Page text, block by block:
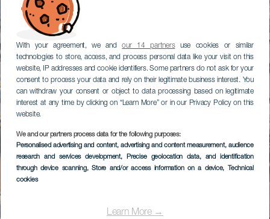
With your agreement, we andour 14 partnersuse cookies or similar
technologies to store, access, and process personal data like your visit on this
website, IP addresses and cookie identifiers. Some partners do not ask for your
consent to process your data and rely on their legitimate business interest. You
can withdraw your consent or object to data processing based on legitimate
interest at any time by clicking on “Learn More” or in our Privacy Policy on this
website.
We and our partners process data for the following purposes:
Personalised advertising and content, advertising and content measurement, audience
research and services development, Precise geolocation data, and identification
through device scanning, Store and/or access information on a device, Technical
cookies
Learn More →